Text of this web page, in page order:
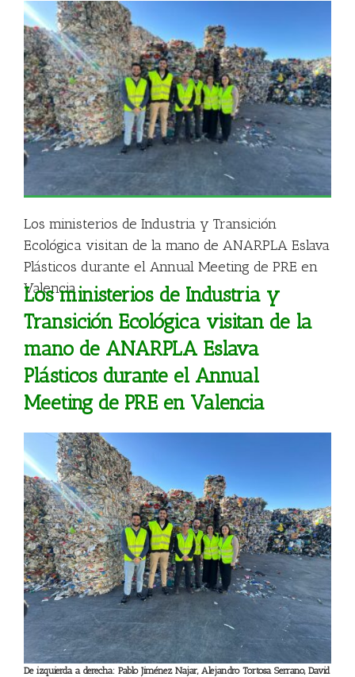
Los ministerios de Industria y Transición
Ecológica visitan de la mano de ANARPLA Eslava
Plásticos durante el Annual Meeting de PRE en
Valencia
Los ministerios de Industria y
Transición Ecológica visitan de la
mano de ANARPLA Eslava
Plásticos durante el Annual
Meeting de PRE en Valencia
De izquierda a derecha: Pablo Jiménez Najar, Alejandro Tortosa Serrano, David